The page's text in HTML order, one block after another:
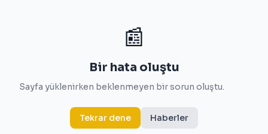
📰
Bir hata oluştu
Sayfa yüklenirken beklenmeyen bir sorun oluştu.
Tekrar dene Haberler